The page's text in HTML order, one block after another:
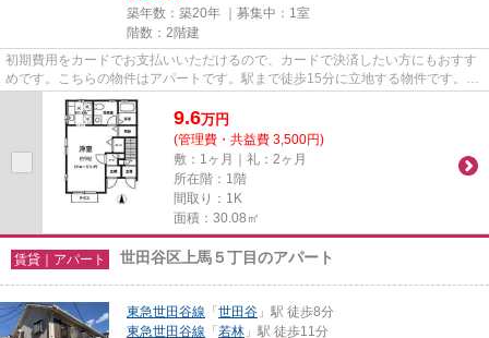
築年数：築20年 ｜募集中： 1室
階数：2階建
初期費用をカードでお支払いいただけるので、カードで決済したい方にもおすす
めです。こちらの物件はアパートです。駅まで徒歩15分に立地する物件です。陽
当たりがよく、洗濯物がよく...
9.6万円
(管理費・共益費 3,500円)
敷：1ヶ月｜礼：2ヶ月
所在階：1階
間取り：1K
面積：30.08㎡
賃貸｜アパート 世田谷区上馬５丁目のアパート
東急世田谷線 「世田谷 」駅 徒歩8分
東急世田谷線 「若林 」駅 徒歩11分